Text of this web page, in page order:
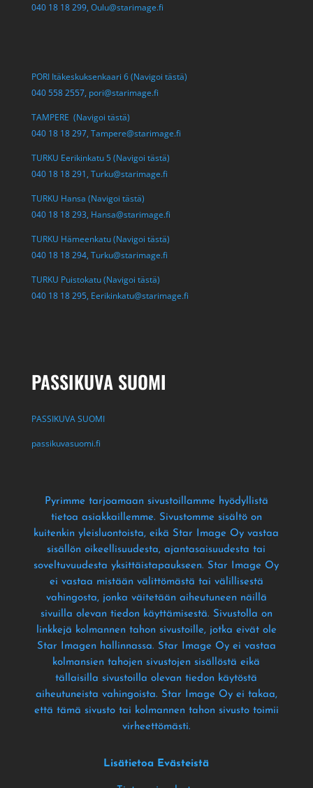
040 18 18 299, Oulu@starimage.fi
PORI Itäkeskuksenkaari 6 (Navigoi tästä)
040 558 2557, pori@starimage.fi
TAMPERE (Navigoi tästä)
040 18 18 297, Tampere@starimage.fi
TURKU Eerikinkatu 5 (Navigoi tästä)
040 18 18 291, Turku@starimage.fi
TURKU Hansa (Navigoi tästä)
040 18 18 293, Hansa@starimage.fi
TURKU Hämeenkatu (Navigoi tästä)
040 18 18 294, Turku@starimage.fi
TURKU Puistokatu (Navigoi tästä)
040 18 18 295, Eerikinkatu@starimage.fi
PASSIKUVA SUOMI
PASSIKUVA SUOMI
passikuvasuomi.fi
Pyrimme tarjoamaan sivustoillamme hyödyllistä
tietoa asiakkaillemme. Sivustomme sisältö on
kuitenkin yleisluontoista, eikä Star Image Oy vastaa
sisällön oikeellisuudesta, ajantasaisuudesta tai
soveltuvuudesta yksittäistapaukseen. Star Image Oy
ei vastaa mistään välittömästä tai välillisestä
vahingosta, jonka väitetään aiheutuneen näillä
sivuilla olevan tiedon käyttämisestä. Sivustolla on
linkkejä kolmannen tahon sivustoille, jotka eivät ole
Star Imagen hallinnassa. Star Image Oy ei vastaa
kolmansien tahojen sivustojen sisällöstä eikä
tällaisilla sivustoilla olevan tiedon käytöstä
aiheutuneista vahingoista. Star Image Oy ei takaa,
että tämä sivusto tai kolmannen tahon sivusto toimii
virheettömästi.
Lisätietoa Evästeistä